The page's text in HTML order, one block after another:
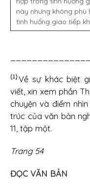
này nhưng không phù
tình huống giao tiếp
Về sự khác biệt
viết, xin xem phần
chuyện và điểm
trúc của văn bản
11, tập một.
Trang 54
ĐỌC VĂN BẢN